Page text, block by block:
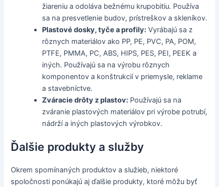
žiareniu a odoláva bežnému krupobitiu. Používa
sa na presvetlenie budov, prístreškov a skleníkov.
Plastové dosky, tyče a profily: Vyrábajú sa z
rôznych materiálov ako PP, PE, PVC, PA, POM,
PTFE, PMMA, PC, ABS, HIPS, PES, PEI, PEEK a
iných. Používajú sa na výrobu rôznych
komponentov a konštrukcií v priemysle, reklame
a stavebníctve.
Zváracie drôty z plastov: Používajú sa na
zváranie plastových materiálov pri výrobe potrubí,
nádrží a iných plastových výrobkov.
Ďalšie produkty a služby
Okrem spomínaných produktov a služieb, niektoré
spoločnosti ponúkajú aj ďalšie produkty, ktoré môžu byť